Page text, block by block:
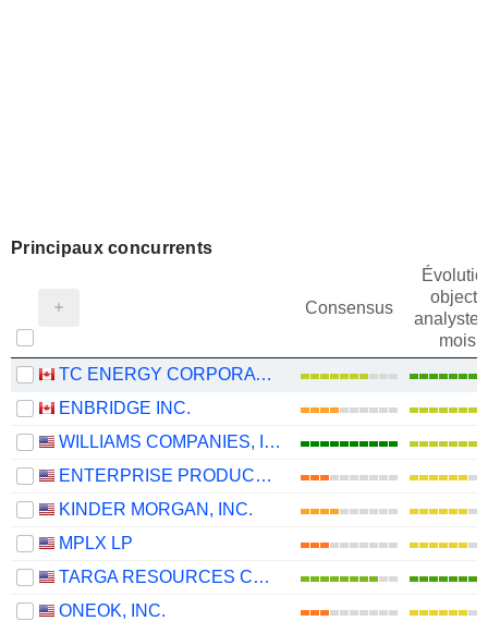
Principaux concurrents
Consensus
objectif
mois
TC ENERGY CORPORATION
ENBRIDGE INC.
WILLIAMS COMPANIES, INC.
ENTERPRISE PRODUCTS PARTNERS L.P.
KINDER MORGAN, INC.
MPLX LP
TARGA RESOURCES CORP.
ONEOK, INC.